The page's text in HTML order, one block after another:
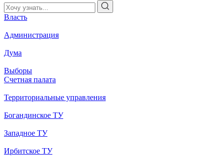
Власть
Администрация
Дума
Выборы
Счетная палата
Территориальные управления
Богандинское ТУ
Западное ТУ
Ирбитское ТУ